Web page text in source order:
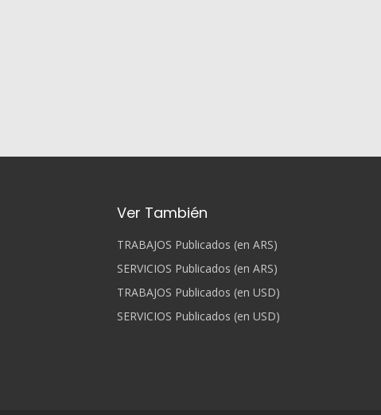
Ver También
TRABAJOS Publicados (en ARS)
SERVICIOS Publicados (en ARS)
TRABAJOS Publicados (en USD)
SERVICIOS Publicados (en USD)